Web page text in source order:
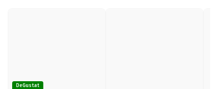
DeGustat